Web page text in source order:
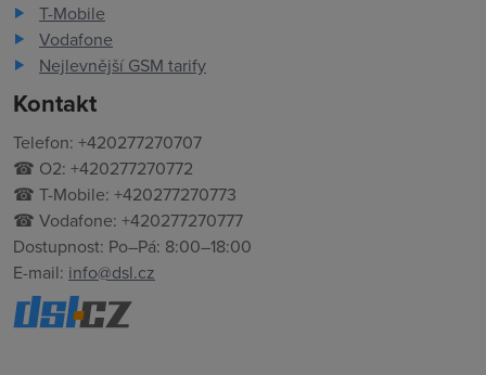
T-Mobile
Vodafone
Nejlevnější GSM tarify
Kontakt
Telefon: +420277270707
☎ O2: +420277270772
☎ T-Mobile: +420277270773
☎ Vodafone: +420277270777
Dostupnost: Po–Pá: 8:00–18:00
E-mail: info@dsl.cz